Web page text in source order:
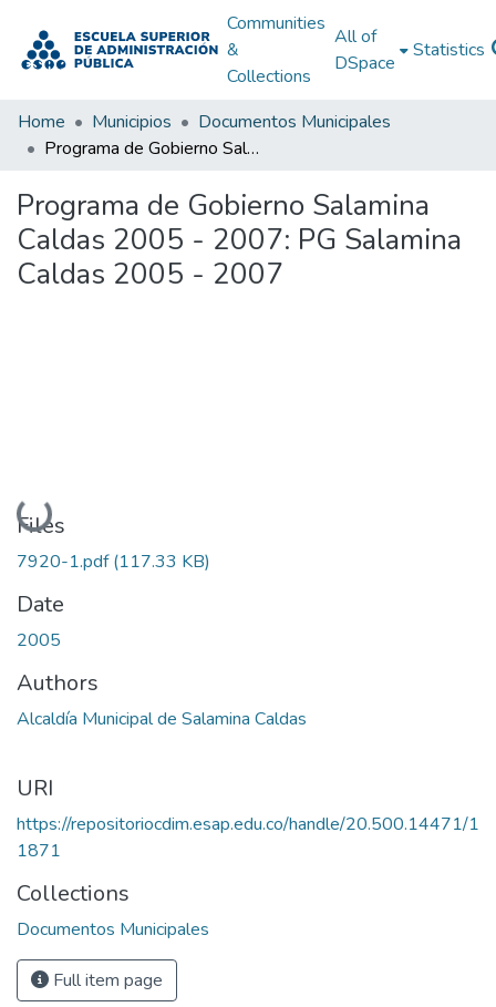
Communities
&
Collections
All of
DSpace
Statistics
Home Municipios
Documentos Municipales
Programa de Gobierno Salamina Caldas 2005 - 2007: PG Salamina Caldas 2005 - 2007
Programa de Gobierno Salamina
Caldas 2005 - 2007: PG Salamina
Caldas 2005 - 2007
Loading...
Files
7920-1.pdf(117.33 KB)
Date
2005
Authors
Alcaldía Municipal de Salamina Caldas
URI
https://repositoriocdim.esap.edu.co/handle/20.500.14471/1
1871
Collections
Documentos Municipales
Full item page